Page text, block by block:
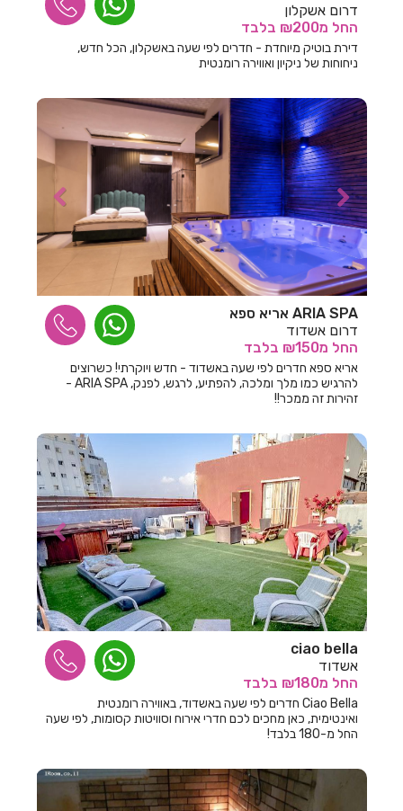
חדרים לפי שעה בורד יריחו
חדרים לפי שעה בזיתן
חדרים לפי שעה בזכרון יעקב
חדרים לפי שעה בזרועה
חדרים לפי שעה בזרעית
חדרים לפי שעה בחבצלת השרון
חדרים לפי שעה בחבר
חדרים לפי שעה בחגור
חדרים לפי שעה בחד
חדרים לפי שעה בחד נס
חדרים לפי שעה בחדרה
חדרים לפי שעה בחוסן
חדרים לפי שעה בחוף סיאסטה ביאנקיני
חדרים לפי שעה בחופית
חדרים לפי שעה בחזון
חדרים לפי שעה בחיפ
חדרים לפי שעה בחיפה
חדרים לפי שעה בחצור הגלילית
חדרים לפי שעה בחריש
חדרים לפי שעה בטבריה
חדרים לפי שעה ביבנאל
דרום אשקלון
החל מ₪200 בלבד
דירת בוטיק מיוחדת - חדרים לפי שעה באשקלון, הכל חדש,
ניחוחות של ניקיון ואווירה רומנטית
ARIA SPA אריא ספא
דרום אשדוד
החל מ₪150 בלבד
אריא ספא חדרים לפי שעה באשדוד - חדש ויוקרתי! כשרוצים
להרגיש כמו מלך ומלכה, להפתיע, לרגש, לפנק, ARIA SPA -
זהירות זה ממכר!!
ciao bella
אשדוד
החל מ₪180 בלבד
Ciao Bella חדרים לפי שעה באשדוד, באווירה רומנטית
ואינטימית, כאן מחכים לכם חדרי אירוח וסוויטות קסומות, לפי שעה
החל מ-180 בלבד!